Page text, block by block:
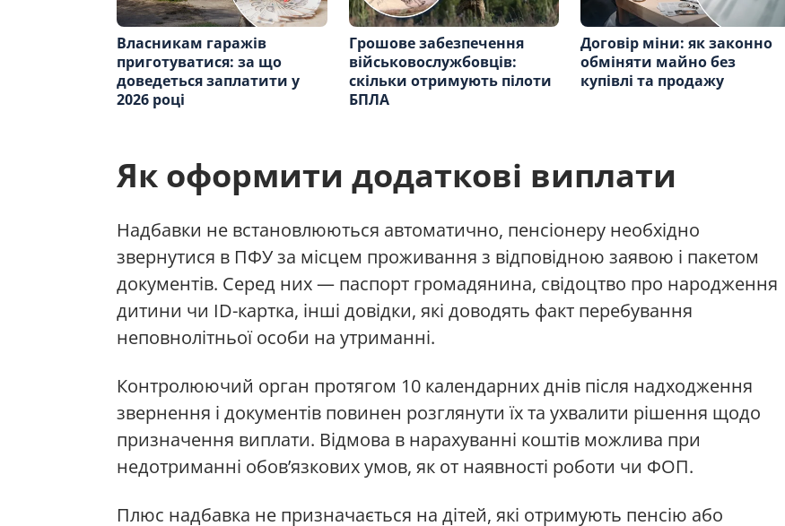
Власникам гаражів
приготуватися: за що
доведеться заплатити у
2026 році
Грошове забезпечення
військовослужбовців:
скільки отримують пілоти
БПЛА
Договір міни: як законно
обміняти майно без
купівлі та продажу
Як оформити додаткові виплати
Надбавки не встановлюються автоматично, пенсіонеру необхідно
звернутися в ПФУ за місцем проживання з відповідною заявою і пакетом
документів. Серед них — паспорт громадянина, свідоцтво про народження
дитини чи ID-картка, інші довідки, які доводять факт перебування
неповнолітньої особи на утриманні.
Контролюючий орган протягом 10 календарних днів після надходження
звернення і документів повинен розглянути їх та ухвалити рішення щодо
призначення виплати. Відмова в нарахуванні коштів можлива при
недотриманні обов’язкових умов, як от наявності роботи чи ФОП.
Плюс надбавка не призначається на дітей, які отримують пенсію або